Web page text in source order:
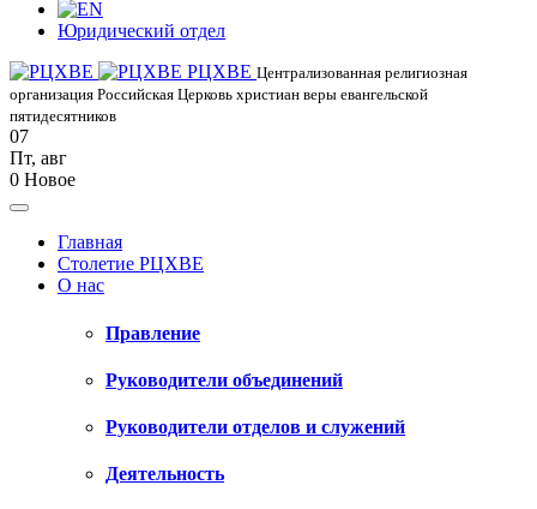
Юридический отдел
РЦХВЕ Централизованная религиозная
организация Российская Церковь христиан веры евангельской
пятидесятников
07
Пт, авг
0 Новое
Главная
Столетие РЦХВЕ
О нас
Правление
Руководители объединений
Руководители отделов и служений
Деятельность